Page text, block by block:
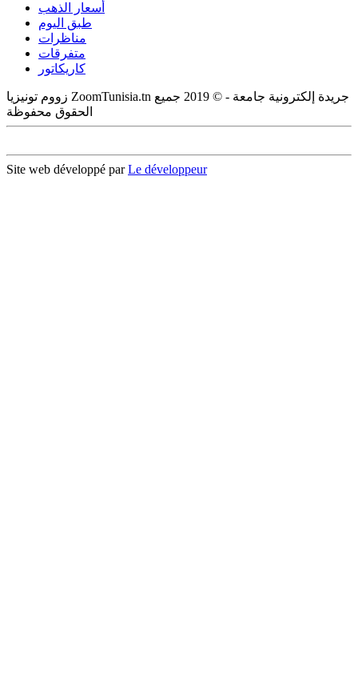
أسعار الذهب
طبق اليوم
مناظرات
متفرقات
كاريكاتور
زووم تونيزيا ZoomTunisia.tn جريدة إلكترونية جامعة - © 2019 جميع
الحقوق محفوظة
Site web développé parLe développeur